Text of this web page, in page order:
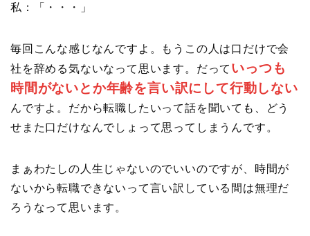
私：「・・・」
毎回こんな感じなんですよ。もうこの人は口だけで会
社を辞める気ないなって思います。だって いっつも
時間がないとか年齢を言い訳にして行動しない
んですよ。だから転職したいって話を聞いても、どう
せまた口だけなんでしょって思ってしまうんです。
まぁわたしの人生じゃないのでいいのですが、時間が
ないから転職できないって言い訳している間は無理だ
ろうなって思います。